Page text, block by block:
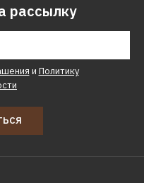
рассылку
и Политику